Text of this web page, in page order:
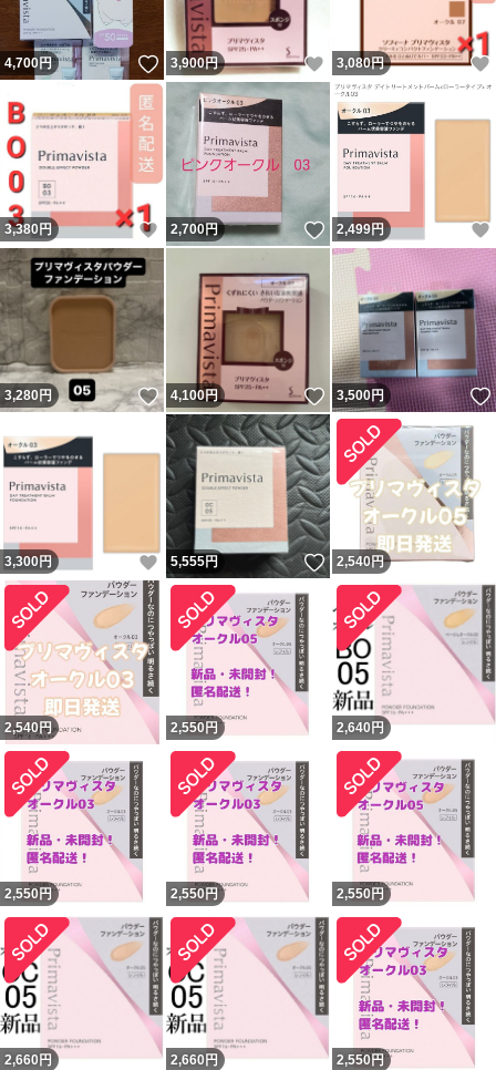
4,700円 いいね！
3,900円 いいね！
3,080円
3,380円 いいね！
2,700円 いいね！
2,499円
3,280円 いいね！
4,100円 いいね！
3,500円
3,300円 いいね！
5,555円 いいね！
2,540円
2,540円 2,550円 2,640 円
2,550円 2,550円 2,550円
2,660 円 2,660 円 2,550円